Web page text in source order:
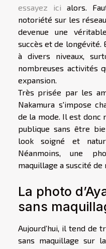
essayez ici alors.
notoriété sur les
devenue une
succès et de longévité.
à divers niveaux,
nombreuses activités
expansion.
Très prisée par les
Nakamura s'impose
de la mode. Il est donc
publique sans être
look soigné et
Néanmoins, une
maquillage a suscité de
La photo
sans
Aujourd’hui, il tend de
sans maquillage sur